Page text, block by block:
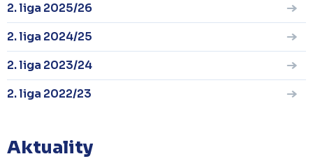
2. liga 2025/26
2. liga 2024/25
2. liga 2023/24
2. liga 2022/23
Aktuality